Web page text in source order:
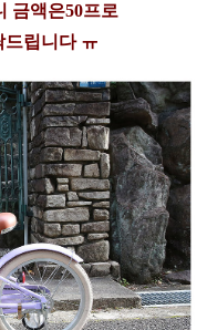
금액은50프로
드립니다 ㅠ